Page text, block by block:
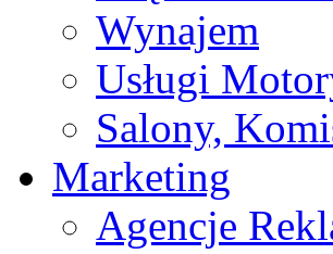
Wynajem
Usługi
Salony,
Marketing
Agencje